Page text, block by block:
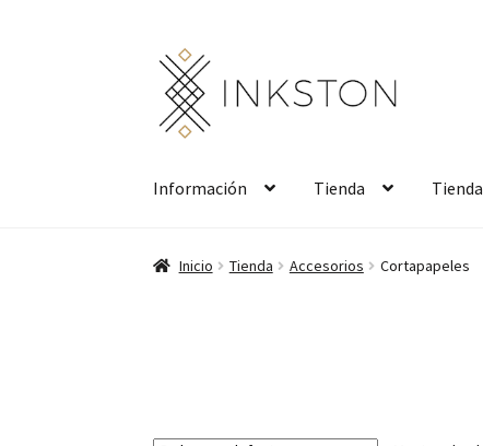
Ir
la
navegación
Ir
contenido
Información Tienda
Inicio Tienda Accesorios Cortapapeles